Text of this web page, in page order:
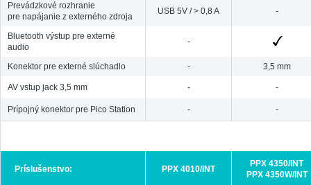
Prevádzkové rozhranie
pre napájanie z externého zdroja
USB 5V / > 0,8 A -
Bluetooth výstup pre externé
audio
-
Konektor pre externé slúchadlo - 3,5 mm
AV vstup jack 3,5 mm - -
Prípojný konektor pre Pico Station - -
Príslušenstvo: PPX 4010/INT
PPX 4350/INT
PPX 4350W/INT